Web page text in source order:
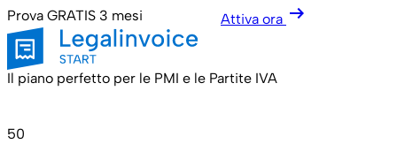
Prova GRATIS 3 mesi Attiva ora arrow_right_alt
Il piano perfetto per le PMI e le Partite IVA
50